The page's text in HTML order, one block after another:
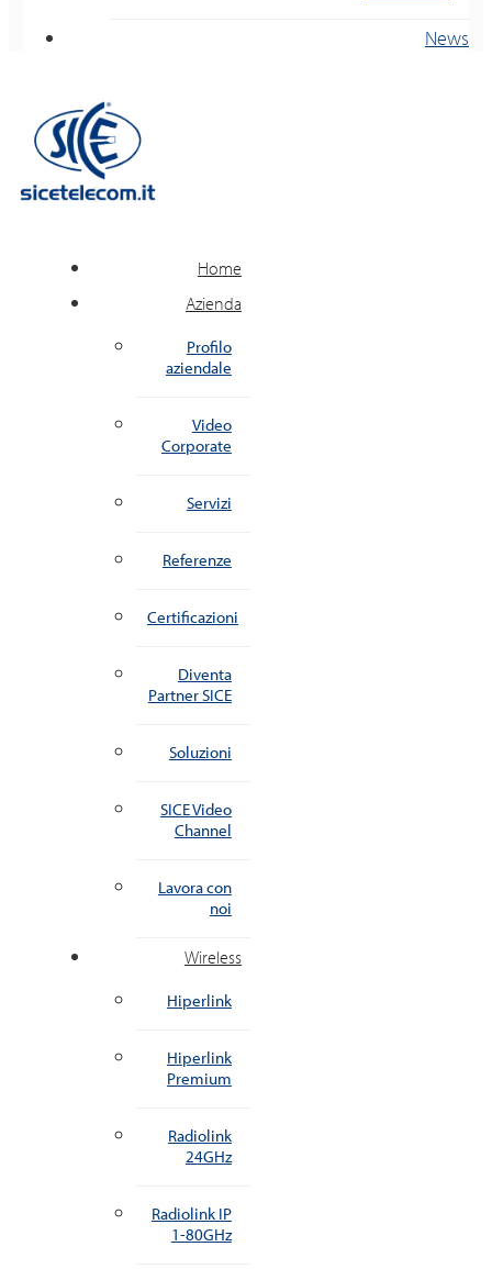
News
Home
Azienda
Profilo
aziendale
Video
Corporate
Servizi
Referenze
Certificazioni
Diventa
Partner SICE
Soluzioni
SICE Video
Channel
Lavora con
noi
Wireless
Hiperlink
Hiperlink
Premium
Radiolink
24GHz
Radiolink IP
1-80GHz